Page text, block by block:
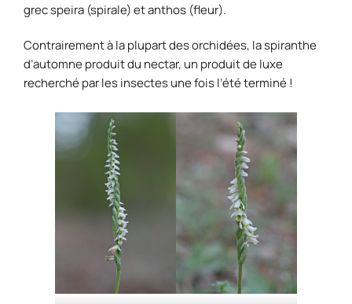
grec speira (spirale) et anthos (fleur).
Contrairement à la plupart des orchidées, la spiranthe
d’automne produit du nectar, un produit de luxe
recherché par les insectes une fois l’été terminé !